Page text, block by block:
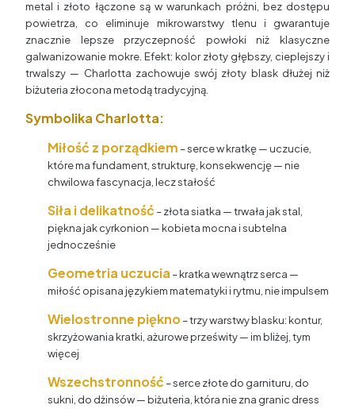
metal i złoto łączone są w warunkach próżni, bez dostępu
powietrza, co eliminuje mikrowarstwy tlenu i gwarantuje
znacznie lepsze przyczepność powłoki niż klasyczne
galwanizowanie mokre. Efekt: kolor złoty głębszy, cieplejszy i
trwalszy — Charlotta zachowuje swój złoty blask dłużej niż
biżuteria złocona metodą tradycyjną.
Symbolika Charlotta:
Miłość z porządkiem – serce w kratkę — uczucie,
które ma fundament, strukturę, konsekwencję — nie
chwilowa fascynacja, lecz stałość
Siła i delikatność – złota siatka — trwała jak stal,
piękna jak cyrkonion — kobieta mocna i subtelna
jednocześnie
Geometria uczucia – kratka wewnątrz serca —
miłość opisana językiem matematyki i rytmu, nie impulsem
Wielostronne piękno– trzy warstwy blasku: kontur,
skrzyżowania kratki, ażurowe prześwity — im bliżej, tym
więcej
Wszechstronność – serce złote do garnituru, do
sukni, do dżinsów — biżuteria, która nie zna granic dress